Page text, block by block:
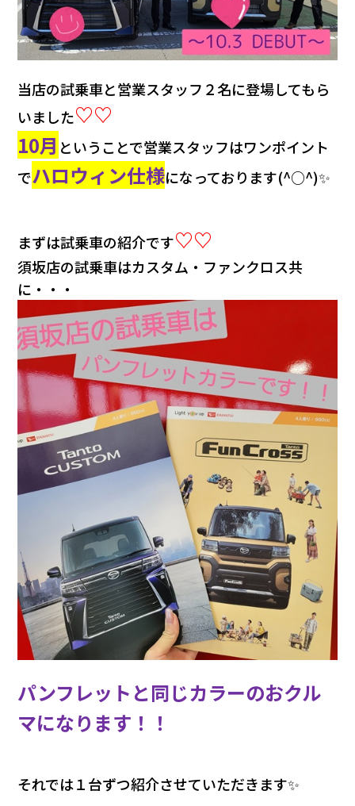
お問
当店の試乗車と営業スタッフ２名に登場してもら
いました♡♡
10月 ということで営業スタッフはワンポイント
でハロウィン仕様になっております(^○^)✨
まずは試乗車の紹介です♡♡
須坂店の試乗車はカスタム・ファンクロス共
に・・・
パンフレットと同じカラーのおクル
マになります！！
それでは１台ずつ紹介させていただきます✨